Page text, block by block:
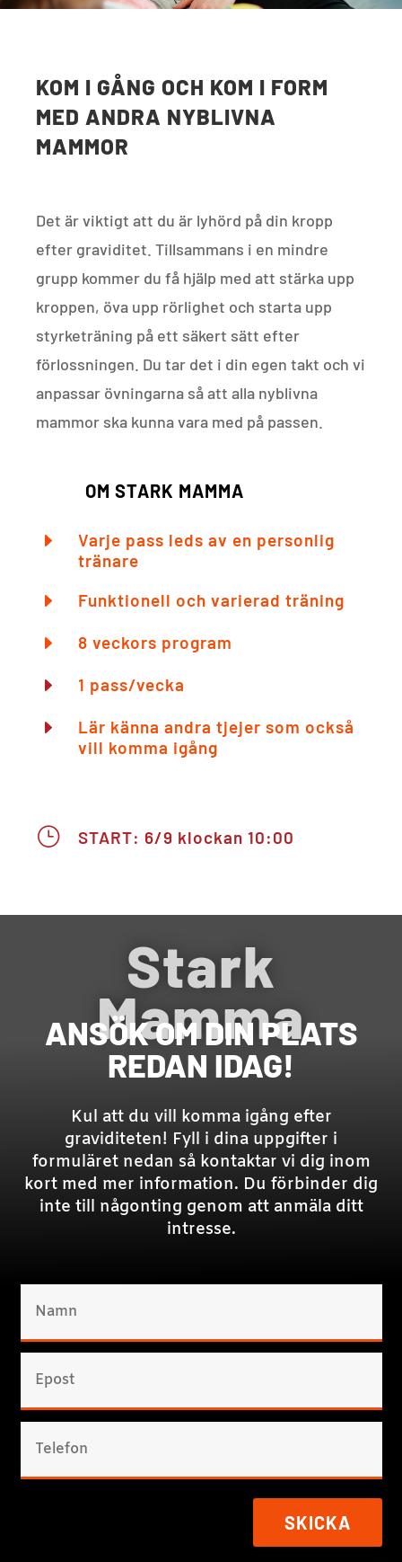
KOM I GÅNG OCH KOM I FORM
MED ANDRA NYBLIVNA
MAMMOR
Det är viktigt att du är lyhörd på din kropp
efter graviditet. Tillsammans i en mindre
grupp kommer du få hjälp med att stärka upp
kroppen, öva upp rörlighet och starta upp
styrketräning på ett säkert sätt efter
förlossningen. Du tar det i din egen takt och vi
anpassar övningarna så att alla nyblivna
mammor ska kunna vara med på passen.
OM STARK MAMMA
E
Varje pass leds av en personlig
tränare
E Funktionell och varierad träning
E 8 veckors program
E 1 pass/vecka
E
Lär känna andra tjejer som också
vill komma igång
} START: 6/9 klockan 10:00
Stark
Mamma
ANSÖK OM DIN PLATS
REDAN IDAG!
Kul att du vill komma igång efter
graviditeten! Fyll i dina uppgifter i
formuläret nedan så kontaktar vi dig inom
kort med mer information. Du förbinder dig
inte till någonting genom att anmäla ditt
intresse.
SKICKA